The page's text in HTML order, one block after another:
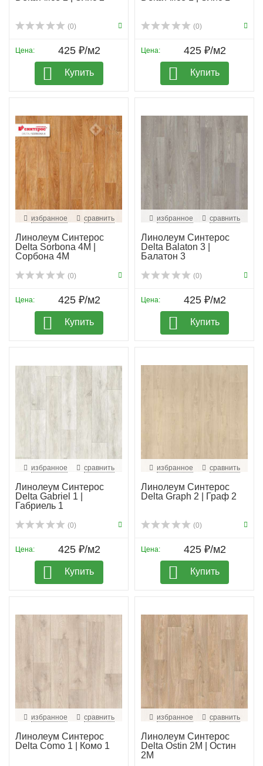
(0)
Цена: 425 ₽/м2
Купить
(0)
Цена: 425 ₽/м2
Купить
избранное сравнить
Линолеум Синтерос
Delta Sorbona 4M |
Сорбона 4М
(0)
Цена: 425 ₽/м2
Купить
избранное сравнить
Линолеум Синтерос
Delta Balaton 3 |
Балатон 3
(0)
Цена: 425 ₽/м2
Купить
избранное сравнить
Линолеум Синтерос
Delta Gabriel 1 |
Габриель 1
(0)
Цена: 425 ₽/м2
Купить
избранное сравнить
Линолеум Синтерос
Delta Graph 2 | Граф 2
(0)
Цена: 425 ₽/м2
Купить
избранное сравнить
Линолеум Синтерос
Delta Como 1 | Комо 1
избранное сравнить
Линолеум Синтерос
Delta Ostin 2M | Остин
2М